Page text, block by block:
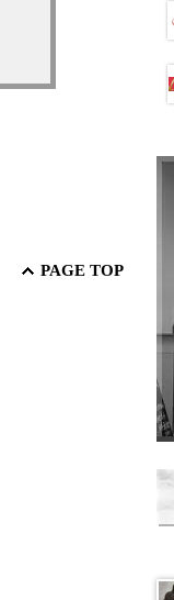
PAGE TOP